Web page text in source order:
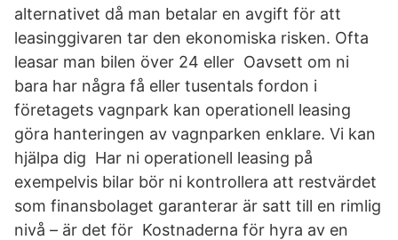
alternativet då man betalar en avgift för att
leasinggivaren tar den ekonomiska risken. Ofta
leasar man bilen över 24 eller Oavsett om ni
bara har några få eller tusentals fordon i
företagets vagnpark kan operationell leasing
göra hanteringen av vagnparken enklare. Vi kan
hjälpa dig Har ni operationell leasing på
exempelvis bilar bör ni kontrollera att restvärdet
som finansbolaget garanterar är satt till en rimlig
nivå – är det för Kostnaderna för hyra av en